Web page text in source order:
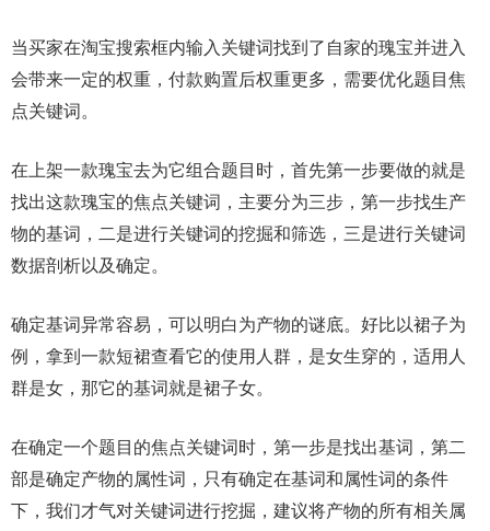
当买家在淘宝搜索框内输入关键词找到了自家的瑰宝并进入
会带来一定的权重，付款购置后权重更多，需要优化题目焦
点关键词。
在上架一款瑰宝去为它组合题目时，首先第一步要做的就是
找出这款瑰宝的焦点关键词，主要分为三步，第一步找生产
物的基词，二是进行关键词的挖掘和筛选，三是进行关键词
数据剖析以及确定。
确定基词异常容易，可以明白为产物的谜底。好比以裙子为
例，拿到一款短裙查看它的使用人群，是女生穿的，适用人
群是女，那它的基词就是裙子女。
在确定一个题目的焦点关键词时，第一步是找出基词，第二
部是确定产物的属性词，只有确定在基词和属性词的条件
下，我们才气对关键词进行挖掘，建议将产物的所有相关属